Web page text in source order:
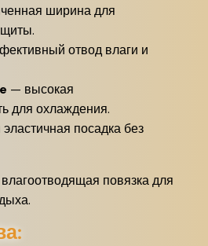
ширина для
отвод влаги и
— высокая
для охлаждения.
посадка без
повязка для